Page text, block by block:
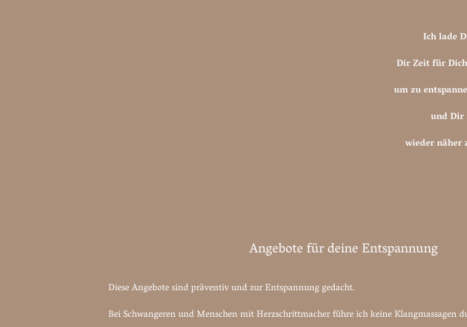
Ich lade
Dir Zeit für
um zu
und Dir
wieder näher
Angebote für deine Entspannung
Diese Angebote sind präventiv und zur Entspannung gedacht.
Bei Schwangeren und Menschen mit Herzschrittmacher führe ich keine Klangmassagen